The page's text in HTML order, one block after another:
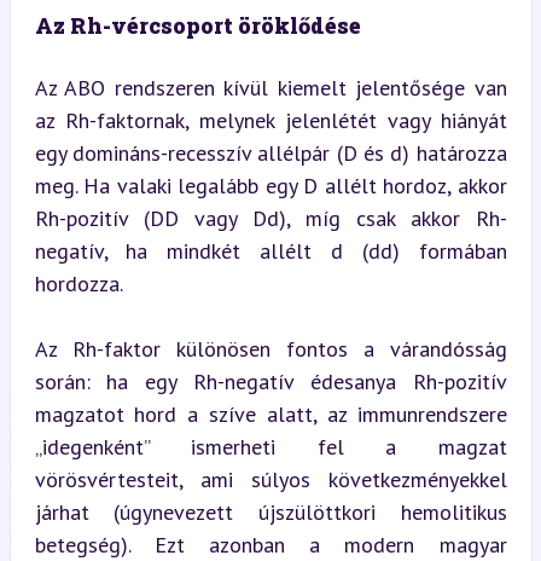
Az Rh-vércsoport öröklődése
Az ABO rendszeren kívül kiemelt jelentősége van
az Rh-faktornak, melynek jelenlétét vagy hiányát
egy domináns-recesszív allélpár (D és d) határozza
meg. Ha valaki legalább egy D allélt hordoz, akkor
Rh-pozitív (DD vagy Dd), míg csak akkor Rh-
negatív, ha mindkét allélt d (dd) formában
hordozza.
Az Rh-faktor különösen fontos a várandósság
során: ha egy Rh-negatív édesanya Rh-pozitív
magzatot hord a szíve alatt, az immunrendszere
„idegenként” ismerheti fel a magzat
vörösvértesteit, ami súlyos következményekkel
járhat (úgynevezett újszülöttkori hemolitikus
betegség). Ezt azonban a modern magyar